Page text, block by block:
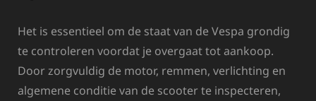
Het is essentieel om de staat van de Vespa grondig
te controleren voordat je overgaat tot aankoop.
Door zorgvuldig de motor, remmen, verlichting en
algemene conditie van de scooter te inspecteren,